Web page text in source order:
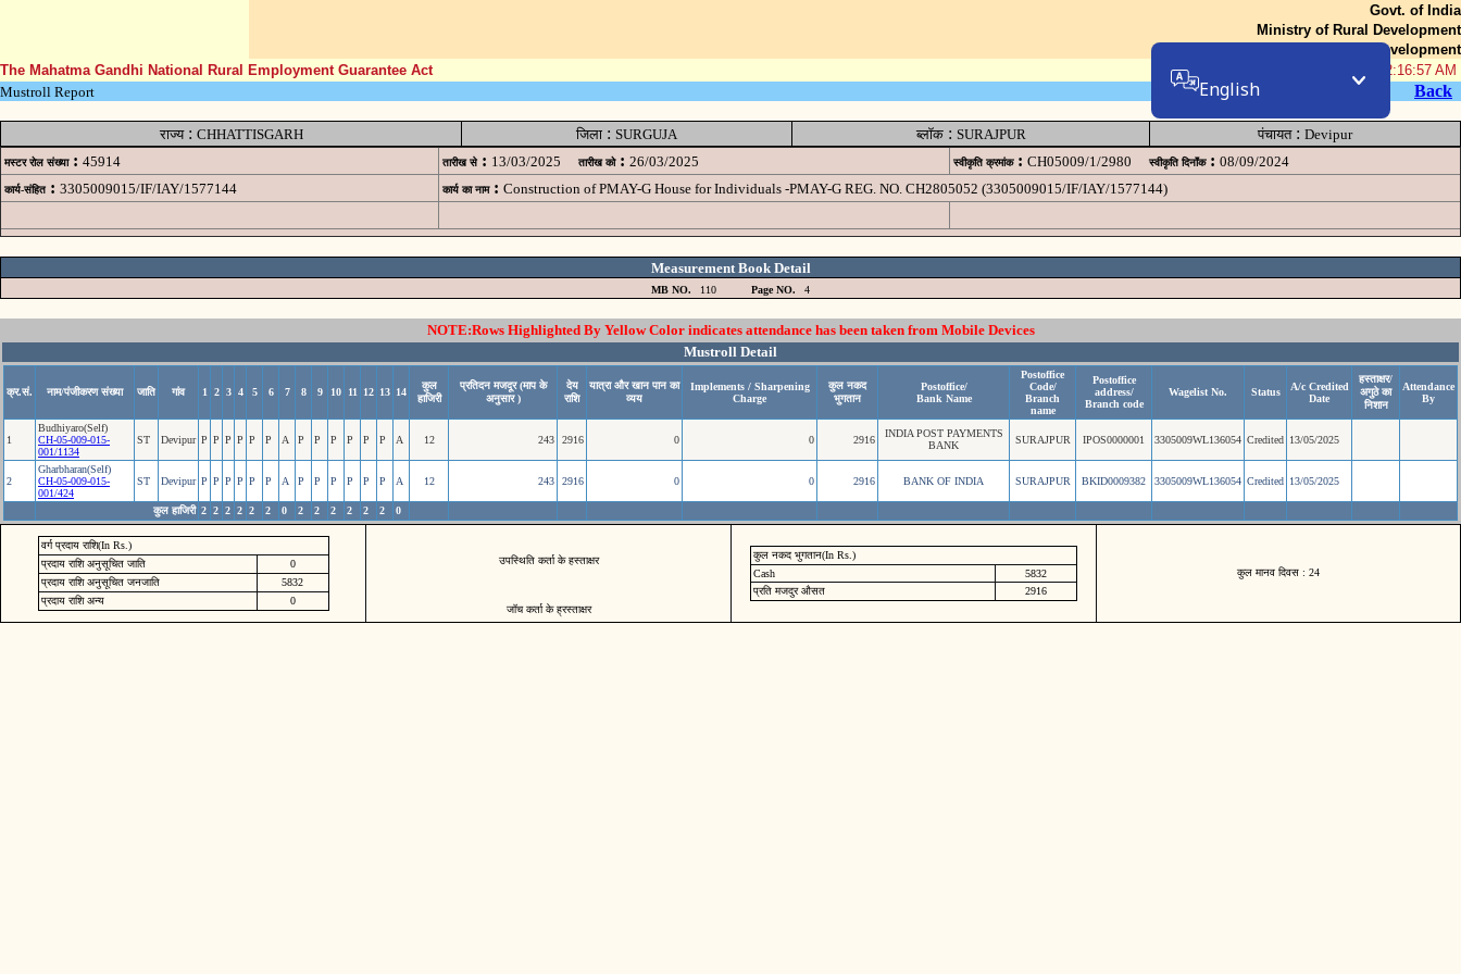
Govt. of India
Ministry of Rural Development
Department of Rural Development
The Mahatma Gandhi National Rural Employment Guarantee Act
07-Aug-2026 12:16:57 AM
Mustroll Report
Back
राज्य: CHHATTISGARH जिला : SURGUJA ब्लॉक: SURAJPUR पंचायत: Devipur
मस्टर रोल संख्या : 45914 तारीख से : 13/03/2025 तारीख को : 26/03/2025 स्वीकृति क्रमांक : CH05009/1/2980 स्वीकृति दिनॉंक : 08/09/2024
कार्य-संहित : 3305009015/IF/IAY/1577144 कार्य का नाम : Construction of PMAY-G House for Individuals -PMAY-G REG. NO. CH2805052 (3305009015/IF/IAY/1577144)
Measurement Book Detail
MB NO. 110 Page NO. 4
NOTE:Rows Highlighted By Yellow Color indicates attendance has been taken from Mobile Devices
Mustroll Detail
क्र.सं. नाम/पंजीकरण संख्या जाति गांव 1 2 3 4 5 6 7 8 9 10 11 12 13 14
कुल
हाजिरी
प्रतिदन मजदूर (माप के
अनुसार )
देय
राशि
यात्रा और खान पान का
व्यय
Implements / Sharpening
Charge
कुल नकद
भुगतान
Postoffice/
Bank Name
Postoffice
Code/
Branch
name
Postoffice
address/
Branch code
Wagelist No. Status
A/c Credited
Date
हस्ताक्षर/
अगुठे का
निशान
Attendance
By
1
Budhiyaro(Self)
CH-05-009-015-
001/1134
ST Devipur P P P P P P A P P P P P P A 12 243 2916 0 0 2916
INDIA POST PAYMENTS
BANK
SURAJPUR IPOS0000001 3305009WL136054 Credited 13/05/2025
2
Gharbharan(Self)
CH-05-009-015-
001/424
ST Devipur P P P P P P A P P P P P P A 12 243 2916 0 0 2916 BANK OF INDIA SURAJPUR BKID0009382 3305009WL136054 Credited 13/05/2025
कुल हाजिरी 2 2 2 2 2 2 0 2 2 2 2 2 2 0
वर्ग प्रदाय राशि(In Rs.)
प्रदाय राशि अनुसूचित जाति
0
प्रदाय राशि अनुसूचित जनजाति
5832
प्रदाय राशि अन्य
0
उपस्थिति कर्ता के हस्ताक्षर
जॉच कर्ता के ह्रस्ताक्षर
कुल नकद भुगतान(In Rs.)
Cash
5832
प्रति मजदुर औसत
2916
कुल मानव दिवस : 24
English